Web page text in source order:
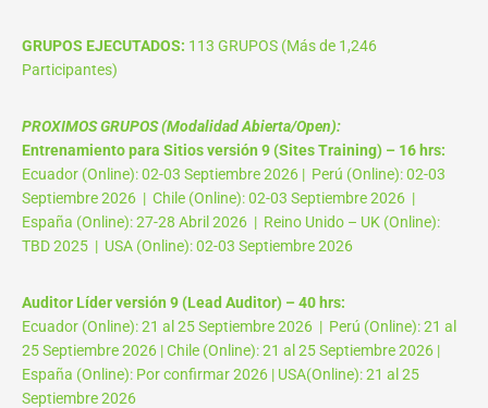
GRUPOS EJECUTADOS: 113 GRUPOS (Más de 1,246
Participantes)
PROXIMOS GRUPOS (Modalidad Abierta/Open):
Entrenamiento para Sitios versión 9 (Sites Training) – 16 hrs:
Ecuador (Online): 02-03 Septiembre 2026 | Perú (Online): 02-03
Septiembre 2026 | Chile (Online): 02-03 Septiembre 2026 |
España (Online): 27-28 Abril 2026 | Reino Unido – UK (Online):
TBD 2025 | USA (Online): 02-03 Septiembre 2026
Auditor Líder versión 9 (Lead Auditor) – 40 hrs:
Ecuador (Online): 21 al 25 Septiembre 2026 | Perú (Online): 21 al
25 Septiembre 2026 | Chile (Online): 21 al 25 Septiembre 2026 |
España (Online): Por confirmar 2026 | USA(Online): 21 al 25
Septiembre 2026